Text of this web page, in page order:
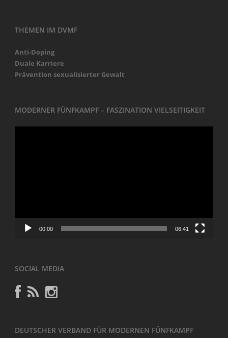
THEMEN IM DVMF
Anti-Doping
Duale Karriere
Prävention sexualisierter Gewalt
MODERNER FÜNFKAMPF – FASZINATION VIELSEITIGKEIT
00:00 06:41
SOCIAL MEDIA
DEUTSCHER VERBAND FÜR MODERNEN FÜNFKAMPF